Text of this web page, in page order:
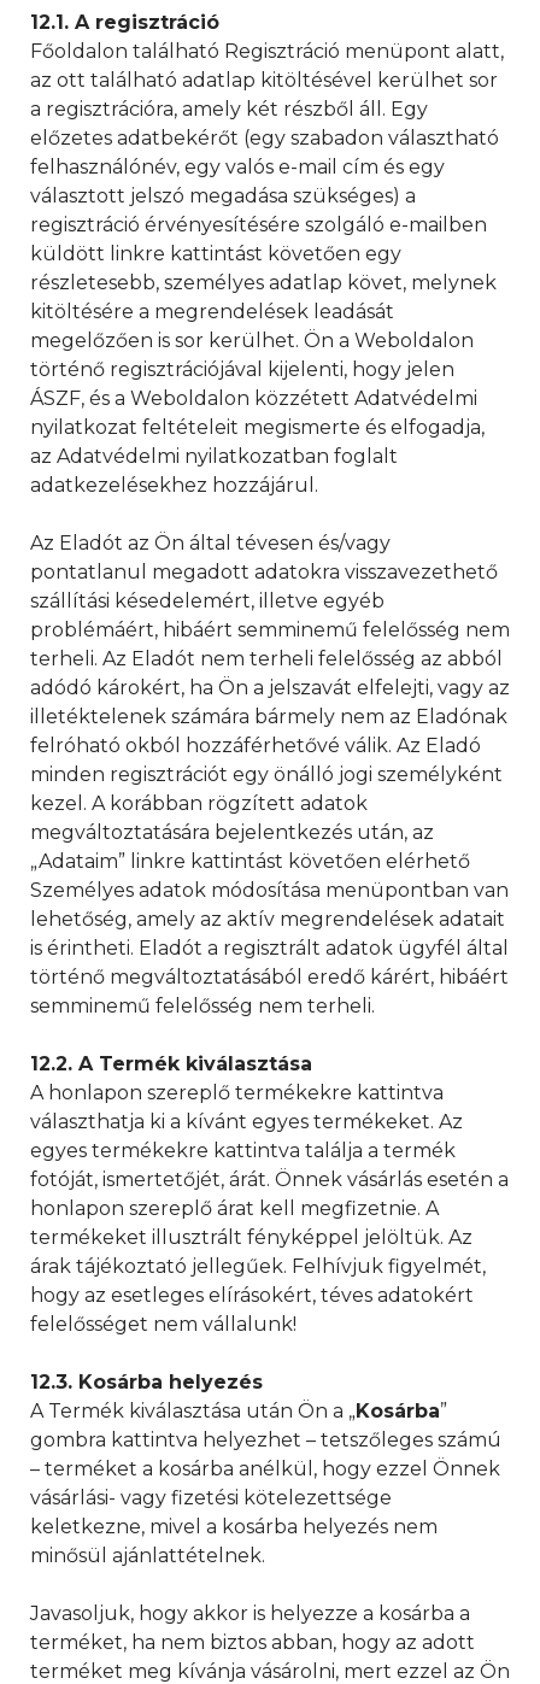
12.1. A regisztráció
Főoldalon található Regisztráció menüpont alatt,
az ott található adatlap kitöltésével kerülhet sor
a regisztrációra, amely két részből áll. Egy
előzetes adatbekérőt (egy szabadon választható
felhasználónév, egy valós e-mail cím és egy
választott jelszó megadása szükséges) a
regisztráció érvényesítésére szolgáló e-mailben
küldött linkre kattintást követően egy
részletesebb, személyes adatlap követ, melynek
kitöltésére a megrendelések leadását
megelőzően is sor kerülhet. Ön a Weboldalon
történő regisztrációjával kijelenti, hogy jelen
ÁSZF, és a Weboldalon közzétett Adatvédelmi
nyilatkozat feltételeit megismerte és elfogadja,
az Adatvédelmi nyilatkozatban foglalt
adatkezelésekhez hozzájárul.
Az Eladót az Ön által tévesen és/vagy
pontatlanul megadott adatokra visszavezethető
szállítási késedelemért, illetve egyéb
problémáért, hibáért semminemű felelősség nem
terheli. Az Eladót nem terheli felelősség az abból
adódó károkért, ha Ön a jelszavát elfelejti, vagy az
illetéktelenek számára bármely nem az Eladónak
felróható okból hozzáférhetővé válik. Az Eladó
minden regisztrációt egy önálló jogi személyként
kezel. A korábban rögzített adatok
megváltoztatására bejelentkezés után, az
„Adataim” linkre kattintást követően elérhető
Személyes adatok módosítása menüpontban van
lehetőség, amely az aktív megrendelések adatait
is érintheti. Eladót a regisztrált adatok ügyfél által
történő megváltoztatásából eredő kárért, hibáért
semminemű felelősség nem terheli.
12.2. A Termék kiválasztása
A honlapon szereplő termékekre kattintva
választhatja ki a kívánt egyes termékeket. Az
egyes termékekre kattintva találja a termék
fotóját, ismertetőjét, árát. Önnek vásárlás esetén a
honlapon szereplő árat kell megfizetnie. A
termékeket illusztrált fényképpel jelöltük. Az
árak tájékoztató jellegűek. Felhívjuk figyelmét,
hogy az esetleges elírásokért, téves adatokért
felelősséget nem vállalunk!
12.3. Kosárba helyezés
A Termék kiválasztása után Ön a „Kosárba”
gombra kattintva helyezhet – tetszőleges számú
– terméket a kosárba anélkül, hogy ezzel Önnek
vásárlási- vagy fizetési kötelezettsége
keletkezne, mivel a kosárba helyezés nem
minősül ajánlattételnek.
Javasoljuk, hogy akkor is helyezze a kosárba a
terméket, ha nem biztos abban, hogy az adott
terméket meg kívánja vásárolni, mert ezzel az Ön